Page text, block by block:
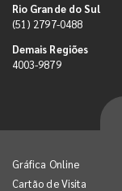
Rio Grande do Sul
(51) 2797-0488
Demais Regiões
4003-9879
Gráfica Online
Cartão de Visita